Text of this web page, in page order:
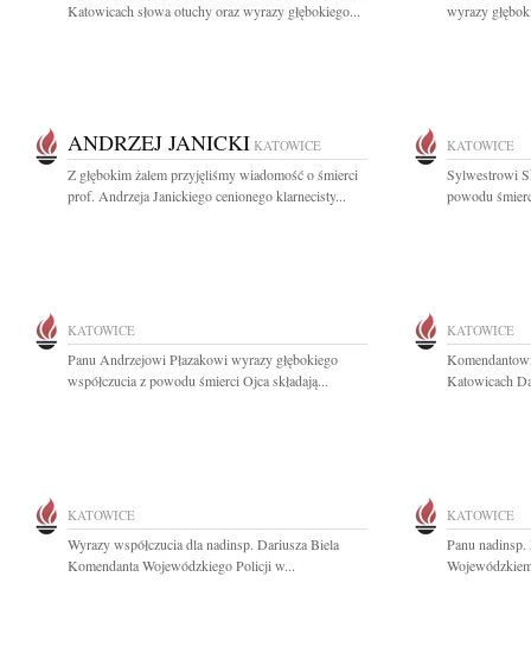
Katowicach słowa otuchy oraz wyrazy głębokiego...
wyrazy
ANDRZEJ JANICKI KATOWICE
Z głębokim żalem przyjęliśmy wiadomość o śmierci
prof. Andrzeja Janickiego cenionego klarnecisty...
KATOWICE
Sylwestrowi
powodu
KATOWICE
Panu Andrzejowi Płazakowi wyrazy głębokiego
współczucia z powodu śmierci Ojca składają...
KATOWICE
Katowicach
KATOWICE
Wyrazy współczucia dla nadinsp. Dariusza Biela
Komendanta Wojewódzkiego Policji w...
KATOWICE
Panu